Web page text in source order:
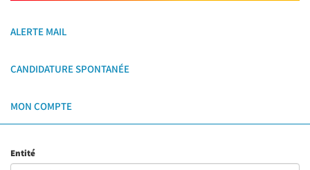
ALERTE MAIL
CANDIDATURE SPONTANÉE
MON COMPTE
Entité